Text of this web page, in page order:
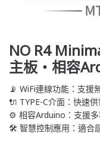
NO R4
主板・相容
📡 WiFi連線功能：支援
🔌 TYPE-C介面：快速
⚙️ 相容Arduino：支援
🛠 智慧控制應用：適合